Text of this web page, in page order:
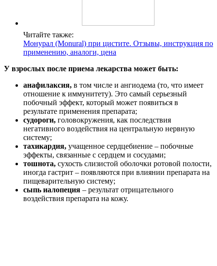
Читайте также:
Монурал (Monural) при цистите. Отзывы, инструкция по
применению, аналоги, цена
У взрослых после приема лекарства может быть:
анафилаксия, в том числе и ангиодема (то, что имеет
отношение к иммунитету). Это самый серьезный
побочный эффект, который может появиться в
результате применения препарата;
судороги, головокружения, как последствия
негативного воздействия на центральную нервную
систему;
тахикардия, учащенное сердцебиение – побочные
эффекты, связанные с сердцем и сосудами;
тошнота, сухость слизистой оболочки ротовой полости,
иногда гастрит – появляются при влиянии препарата на
пищеварительную систему;
сыпь иалопеция – результат отрицательного
воздействия препарата на кожу.